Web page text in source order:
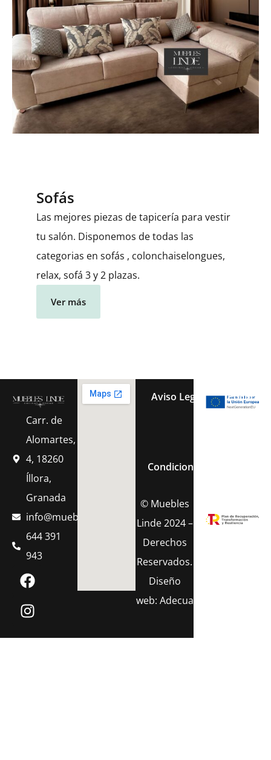
Sofás
Las mejores piezas de tapicería para vestir
tu salón. Disponemos de todas las
categorias en sofás , colonchaiselongues,
relax, sofá 3 y 2 plazas.
Ver más
Carr. de
Alomartes,
4, 18260
Íllora,
Granada
info@muebleslinde.com
644 391
943
Aviso Legal Política
Condiciones Generales
© Muebles
Linde 2024 –
Derechos
Reservados.
Diseño
web: Adecua